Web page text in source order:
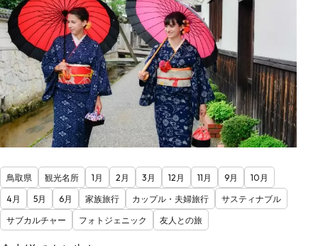
鳥取県 観光名所 1月 2月 3月 12月 11月 9月
10月
4月
5月 6月 家族旅行 カップル・夫婦旅行
サスティナブル
サブカルチャー
フォトジェニック 友人との旅